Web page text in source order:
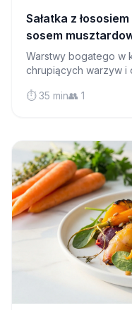
Sałatka z
sosem
Warstwy bogatego w
chrupiących warzyw i
pozostaje świeży
⏱️ 35 min👥 1